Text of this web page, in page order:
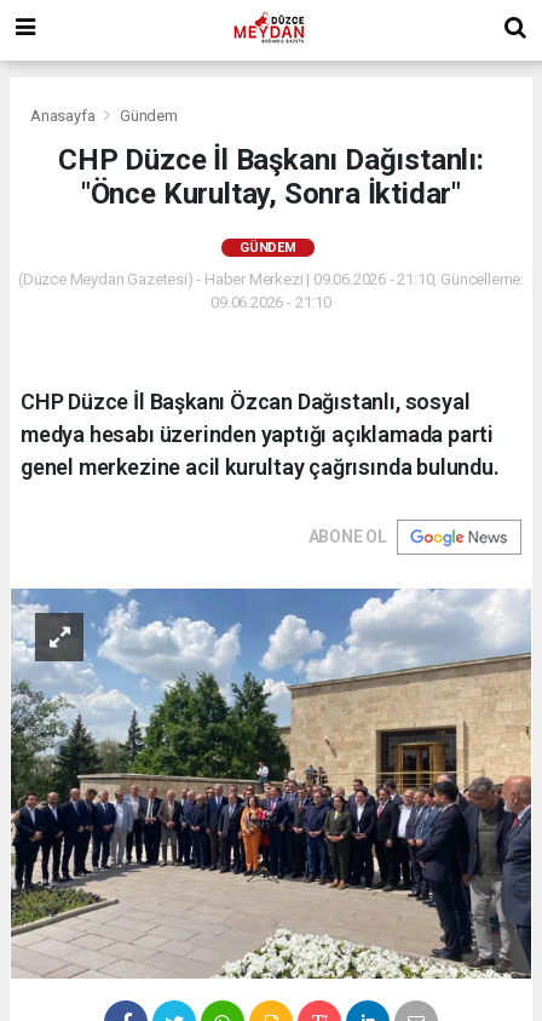
Anasayfa Gündem
CHP Düzce İl Başkanı Dağıstanlı:
"Önce Kurultay, Sonra İktidar"
GÜNDEM
(Düzce Meydan Gazetesi) - Haber Merkezi | 09.06.2026 - 21:10, Güncelleme:
09.06.2026 - 21:10
CHP Düzce İl Başkanı Özcan Dağıstanlı, sosyal
medya hesabı üzerinden yaptığı açıklamada parti
genel merkezine acil kurultay çağrısında bulundu.
ABONE OL